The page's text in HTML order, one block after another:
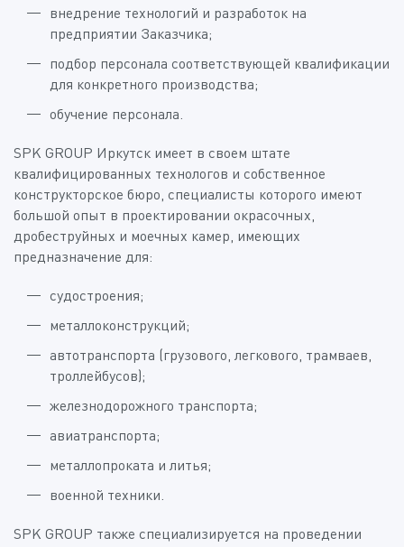
внедрение технологий и разработок на
предприятии Заказчика;
подбор персонала соответствующей квалификации
для конкретного производства;
обучение персонала.
SPK GROUP Иркутск имеет в своем штате
квалифицированных технологов и собственное
конструкторское бюро, специалисты которого имеют
большой опыт в проектировании окрасочных,
дробеструйных и моечных камер, имеющих
предназначение для:
судостроения;
металлоконструкций;
автотранспорта (грузового, легкового, трамваев,
троллейбусов);
железнодорожного транспорта;
авиатранспорта;
металлопроката и литья;
военной техники.
SPK GROUP также специализируется на проведении